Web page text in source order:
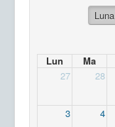
Luna
Lun Ma
27
28
3 4